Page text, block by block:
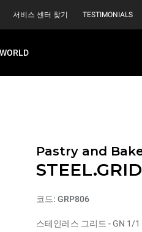
서비스 센터 찾기 TESTIMONIALS
Pastry and
STEEL.GRID
코드: GRP806
스테인레스 그리드 - GN 1/1